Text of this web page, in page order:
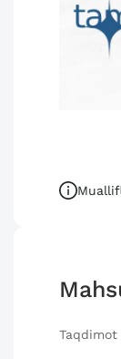
Taqdimot